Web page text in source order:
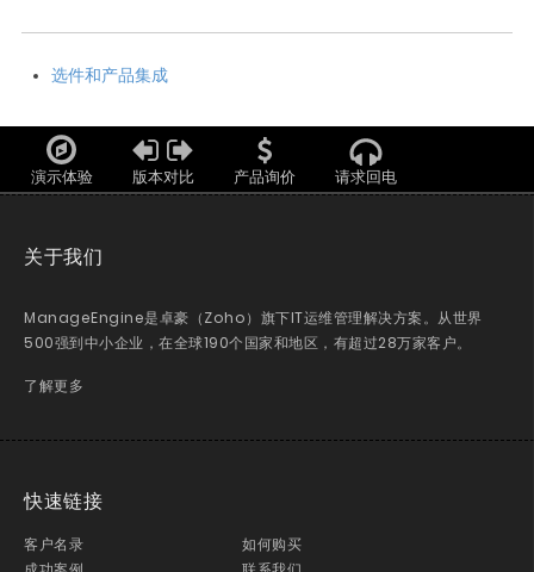
选件和产品集成
演示体验 版本对比 产品询价 请求回电
关于我们
ManageEngine是卓豪（Zoho）旗下IT运维管理解决方案。从世界
500强到中小企业，在全球190个国家和地区，有超过28万家客户。
了解更多
快速链接
客户名录
如何购买